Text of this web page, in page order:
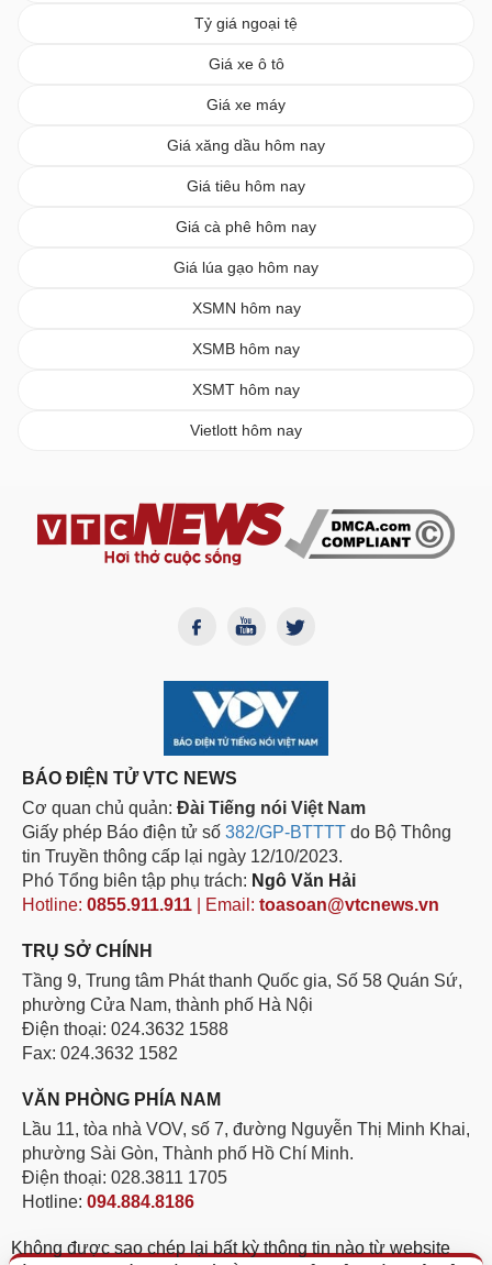
Tỷ giá ngoại tệ
Giá xe ô tô
Giá xe máy
Giá xăng dầu hôm nay
Giá tiêu hôm nay
Giá cà phê hôm nay
Giá lúa gạo hôm nay
XSMN hôm nay
XSMB hôm nay
XSMT hôm nay
Vietlott hôm nay
BÁO ĐIỆN TỬ VTC NEWS
Cơ quan chủ quản: Đài Tiếng nói Việt Nam
Giấy phép Báo điện tử số 382/GP-BTTTT do Bộ Thông
tin Truyền thông cấp lại ngày 12/10/2023.
Phó Tổng biên tập phụ trách: Ngô Văn Hải
Hotline: 0855.911.911 | Email: toasoan@vtcnews.vn
TRỤ SỞ CHÍNH
Tầng 9, Trung tâm Phát thanh Quốc gia, Số 58 Quán Sứ,
phường Cửa Nam, thành phố Hà Nội
Điện thoại: 024.3632 1588
Fax: 024.3632 1582
VĂN PHÒNG PHÍA NAM
Lầu 11, tòa nhà VOV, số 7, đường Nguyễn Thị Minh Khai,
phường Sài Gòn, Thành phố Hồ Chí Minh.
Điện thoại: 028.3811 1705
Hotline: 094.884.8186
Không được sao chép lại bất kỳ thông tin nào từ website